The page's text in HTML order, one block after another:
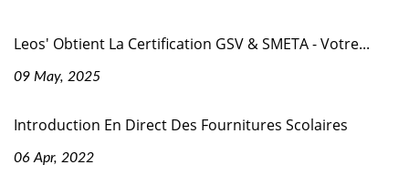
Leos' Obtient La Certification GSV & SMETA - Votre...
09 May, 2025
Introduction En Direct Des Fournitures Scolaires
06 Apr, 2022